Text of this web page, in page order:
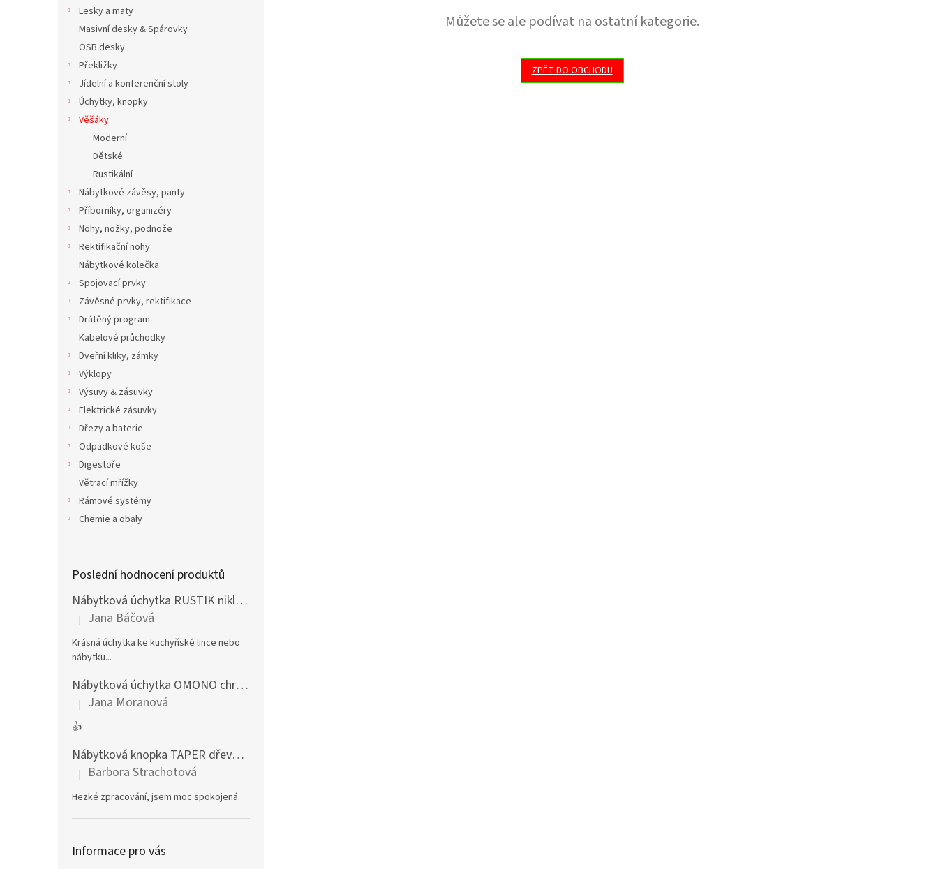
Lesky a maty
Masivní desky & Spárovky
OSB desky
Překližky
Jídelní a konferenční stoly
Úchytky, knopky
Věšáky
Moderní
Dětské
Rustikální
Nábytkové závěsy, panty
Příborníky, organizéry
Nohy, nožky, podnože
Rektifikační nohy
Nábytkové kolečka
Spojovací prvky
Závěsné prvky, rektifikace
Drátěný program
Kabelové průchodky
Dveřní kliky, zámky
Výklopy
Výsuvy & zásuvky
Elektrické zásuvky
Dřezy a baterie
Odpadkové koše
Digestoře
Větrací mřížky
Rámové systémy
Chemie a obaly
Poslední hodnocení produktů
Nábytková úchytka RUSTIK nikl černý
Hodnocení produktu je 5 z 5 hvězdiček.
| Jana Báčová
Krásná úchytka ke kuchyňské lince nebo
nábytku...
Nábytková úchytka OMONO chrom lesklý
Hodnocení produktu je 5 z 5 hvězdiček.
| Jana Moranová
👍
Nábytková knopka TAPER dřevěná dub lakovaný
Hodnocení produktu je 5 z 5 hvězdiček.
| Barbora Strachotová
Hezké zpracování, jsem moc spokojená.
Informace pro vás
Můžete se ale podívat na ostatní kategorie.
ZPĚT DO OBCHODU